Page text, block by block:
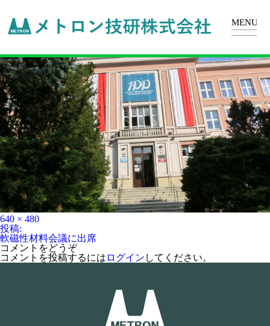
フ
ル
サ
イ
ズ
640 × 480
投
稿
ナ
ビ
投稿:
軟磁性材料会議に出席
コメントをどうぞ
コメントを投稿するには ログイン してください。